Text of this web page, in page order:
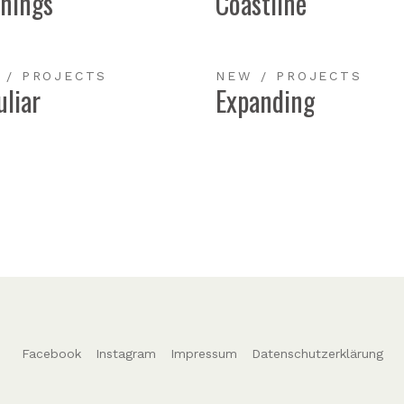
PROJECTS NEW PROJECTS
Expanding
Facebook Instagram Impressum Datenschutzerklärung